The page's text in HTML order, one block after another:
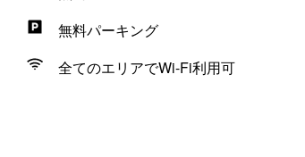
無料パーキング
全てのエリアでWi-Fi利用可